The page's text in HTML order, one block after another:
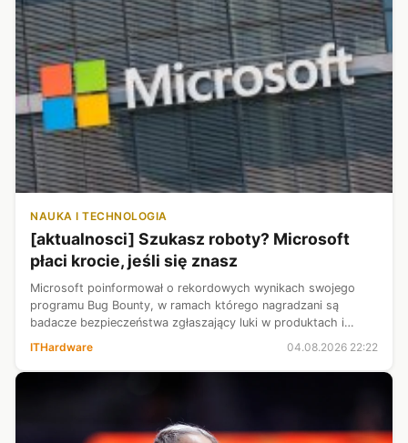
NAUKA I TECHNOLOGIA
[aktualnosci] Szukasz roboty? Microsoft
płaci krocie, jeśli się znasz
Microsoft poinformował o rekordowych wynikach swojego
programu Bug Bounty, w ramach którego nagradzani są
badacze bezpieczeństwa zgłaszający luki w produktach i
usługach firmy. W ciągu ostatnich 12 miesięcy wypłacono
ITHardware 04.08.2026 22:22